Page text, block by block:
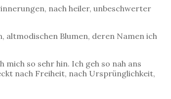
nach heiler, unbeschwerter
altmodischen Blumen, deren Namen ich
so sehr hin. Ich geh so nah ans
nach Freiheit, nach Ursprünglichkeit,